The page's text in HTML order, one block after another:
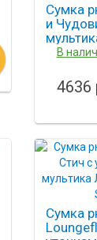
Сумка
и
иВ
4636
Сумка